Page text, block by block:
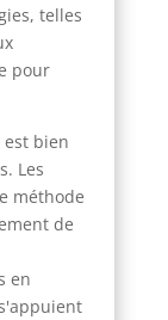
telles
pour
bien
Les
méthode
de
en